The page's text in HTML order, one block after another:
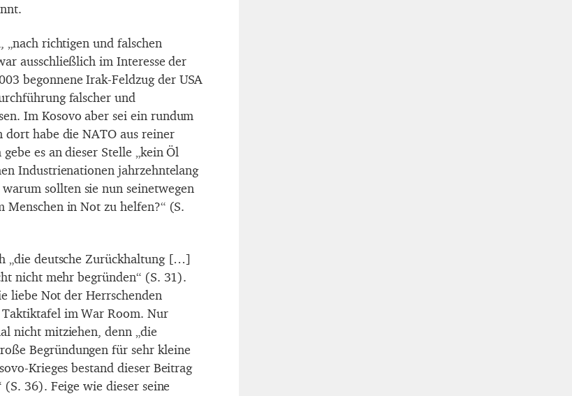
„nach richtigen und falschen
ausschließlich im Interesse der
begonnene Irak-Feldzug der USA
falscher und
Im Kosovo aber sei ein rundum
habe die NATO aus reiner
es an dieser Stelle „kein Öl
Industrienationen jahrzehntelang
sollten sie nun seinetwegen
Menschen in Not zu helfen?“ (S.
„die deutsche Zurückhaltung […]
nicht mehr begründen“ (S. 31).
liebe Not der Herrschenden
im War Room. Nur
nicht mitziehen, denn „die
Begründungen für sehr kleine
Krieges bestand dieser Beitrag
36). Feige wie dieser seine